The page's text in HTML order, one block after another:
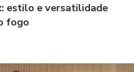
estilo e versatilidade
fogo